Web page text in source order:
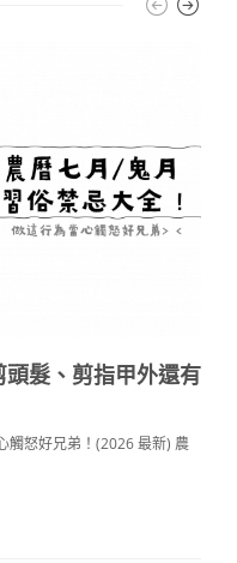
頭髮、剪指甲外還有
觸怒好兄弟！(2026 最新) 農